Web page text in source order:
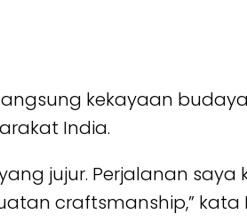
kekayaan
India.
jujur. Perjalanan saya
craftsmanship,” kata